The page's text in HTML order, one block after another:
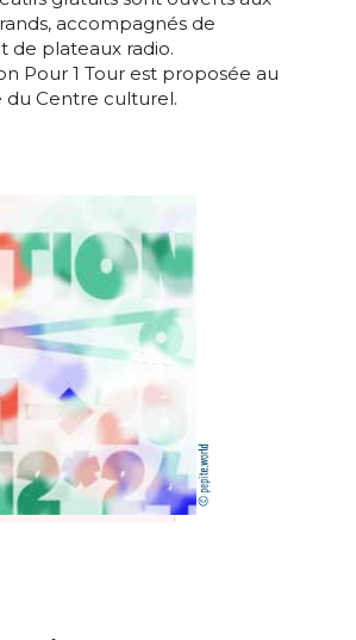
accompagnés de
de plateaux radio.
Pour 1 Tour est proposée au
Centre culturel.